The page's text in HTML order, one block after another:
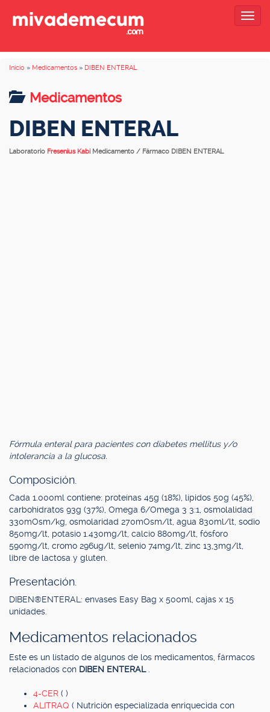
Inicio » Medicamentos » DIBEN ENTERAL
Medicamentos
DIBEN ENTERAL
Laboratorio Fresenius Kabi Medicamento / Fármaco DIBEN ENTERAL
Fórmula enteral para pacientes con diabetes mellitus y/o
intolerancia a la glucosa.
Composición.
Cada 1.000ml contiene: proteínas 45g (18%), lípidos 50g (45%),
carbohidratos 93g (37%), Omega 6/Omega 3 3:1, osmolalidad
330mOsm/kg, osmolaridad 270mOsm/lt, agua 830ml/lt, sodio
850mg/lt, potasio 1.430mg/lt, calcio 880mg/lt, fósforo
590mg/lt, cromo 296ug/lt, selenio 74mg/lt, zinc 13,3mg/lt,
libre de lactosa y gluten.
Presentación.
DIBEN®ENTERAL: envases Easy Bag x 500ml, cajas x 15
unidades.
Medicamentos relacionados
Este es un listado de algunos de los medicamentos, fármacos
relacionados con DIBEN ENTERAL
4-CER ( )
ALITRAQ ( Nutrición especializada enriquecida con